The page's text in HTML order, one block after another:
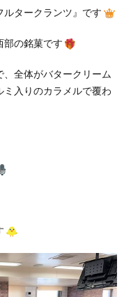
タークランツ』です
部の銘菓です
、全体がバタークリーム
入りのカラメルで覆わ